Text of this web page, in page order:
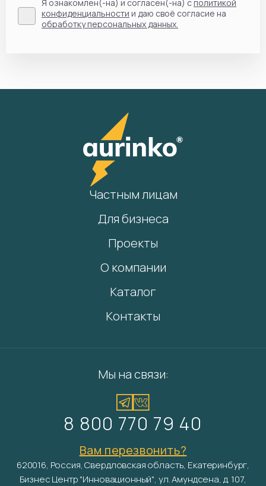
Я ознакомлен(-на) и согласен(-на) сполитикой
конфиденциальности и даю своё согласие на
обработку персональных данных.
Частным лицам
Для бизнеса
Проекты
О компании
Каталог
Контакты
Мы на связи:
8 800 770 79 40
Вам перезвонить?
620016, Россия, Свердловская область, Екатеринбург,
Бизнес Центр "Инновационный", ул. Амундсена, д. 107,